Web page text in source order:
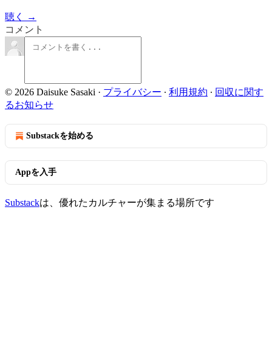
聴く →
コメント
© 2026 Daisuke Sasaki · プライバシー ∙ 利用規約 ∙ 回収に関す
るお知らせ
Substackを始める
Appを入手
Substackは、優れたカルチャーが集まる場所です